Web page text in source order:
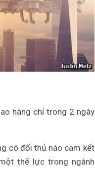
hàng chỉ trong 2 ngày
có đối thủ nào cam kết
thế lực trong ngành